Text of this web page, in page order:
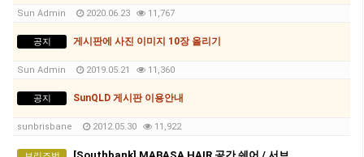
Sun Admin 2020.06.23 11,767
공지 게시판에 사진 이미지 10장 올리기
Sun Admin 2019.05.21 11,360
공지 SunQLD 게시판 이용안내
sunbrisbane 2012.05.30 11,922